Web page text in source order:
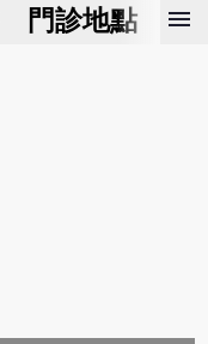
門診地點 預
menu